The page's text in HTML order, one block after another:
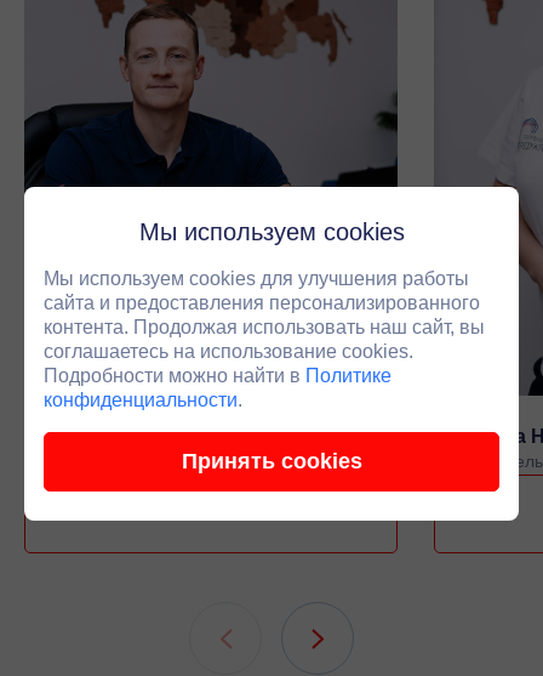
Черепанов Антон Владимирович
Основатель компании
Луканина
Мы используем cookies
Мы используем cookies для улучшения работы
сайта и предоставления персонализированного
контента. Продолжая использовать наш сайт, вы
соглашаетесь на использование cookies.
Подробности можно найти в Политике
конфиденциальности.
Принять cookies